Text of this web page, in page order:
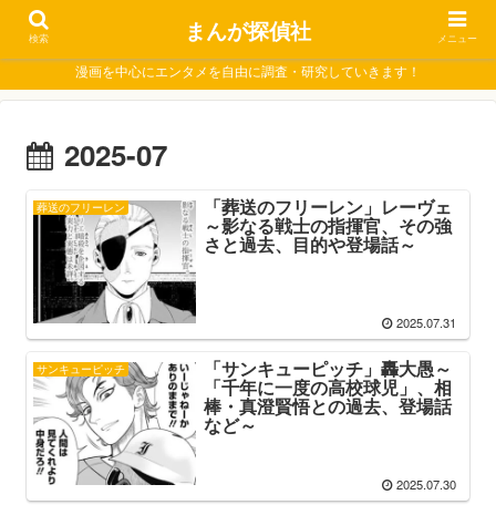
漫画を中心にエンタメを自由に調査・研究していきます！
2025-07
葬送のフリーレン 「葬送のフリーレン」レーヴェ
～影なる戦士の指揮官、その強
さと過去、目的や登場話～
2025.07.31
サンキューピッチ 「サンキューピッチ」轟大愚～
「千年に一度の高校球児」、相
棒・真澄賢悟との過去、登場話
など～
2025.07.30
検索 まんが探偵社 メニュー